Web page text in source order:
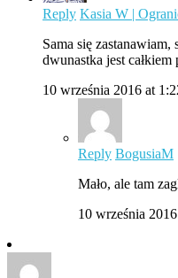
Reply Kasia W |
Sama się
dwunastka jest
10 września 2016 at
Reply BogusiaM
Mało, ale tam
10 września